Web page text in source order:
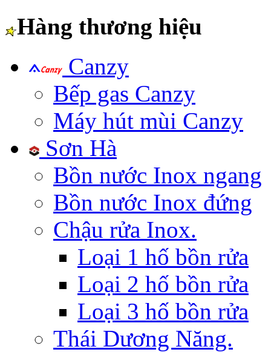
Hàng thương hiệu
Canzy
Bếp gas Canzy
Máy hút mùi Canzy
Sơn Hà
Bồn nước Inox ngang
Bồn nước Inox đứng
Chậu rửa Inox.
Loại 1 hố bồn rửa
Loại 2 hố bồn rửa
Loại 3 hố bồn rửa
Thái Dương Năng.